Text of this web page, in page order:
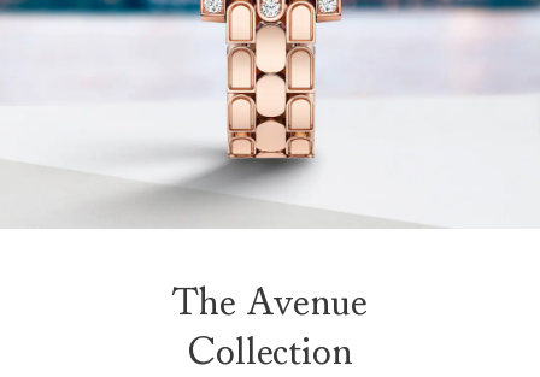
The Avenue
Collection